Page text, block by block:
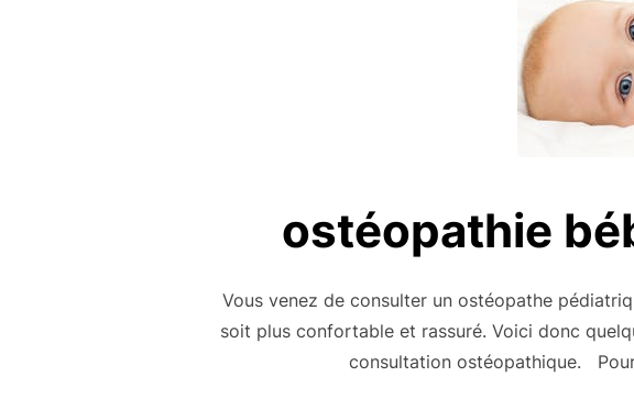
ostéopathie
Vous venez de consulter un ostéopathe
soit plus confortable et rassuré. Voici donc
consultation ostéopathique.